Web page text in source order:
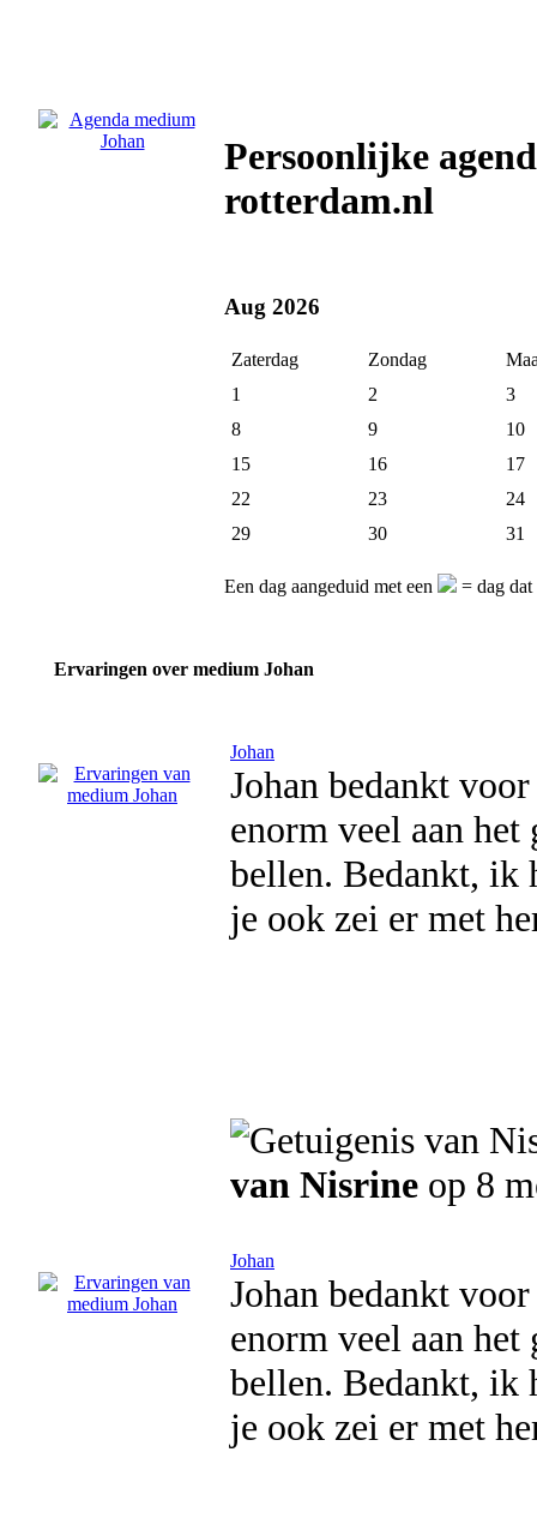
Persoonlijke
rotterdam.nl
Aug 2026
Zaterdag Zondag
1
2
3
8
9
10
15
16
17
22
23
24
29
30 31
Een dag aangeduid met een = dag
Ervaringen over medium Johan
Johan
Johan bedankt
enorm veel aan het
bellen. Bedankt, ik
je ook zei er met
van Nisrine op 8
Johan
Johan bedankt
enorm veel aan het
bellen. Bedankt, ik
je ook zei er met